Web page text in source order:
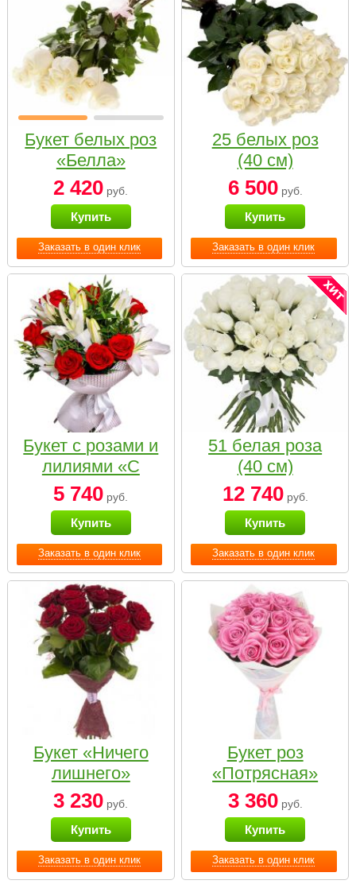
Заказать в один клик
Букет белых роз
«Белла»
2 420 руб.
Купить
Заказать в один клик
25 белых роз
(40 см)
6 500руб.
Купить
Заказать в один клик
Букет с розами и
лилиями «С
наилучшими
пожеланиями»
5 740 руб.
Купить
Заказать в один клик
51 белая роза
(40 см)
12 740руб.
Купить
Заказать в один клик
Букет «Ничего
лишнего»
3 230 руб.
Купить
Заказать в один клик
Букет роз
«Потрясная»
3 360руб.
Купить